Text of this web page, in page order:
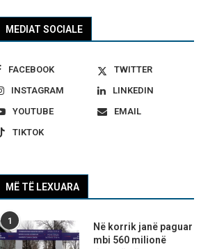
MEDIAT SOCIALE
FACEBOOK
TWITTER
INSTAGRAM
LINKEDIN
YOUTUBE
EMAIL
TIKTOK
MË TË LEXUARA
1
Në korrik janë paguar
mbi 560 milionë